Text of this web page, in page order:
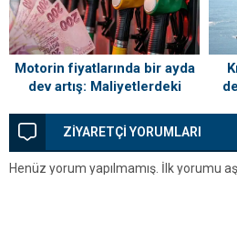
Motorin fiyatlarında bir ayda
dev artış: Maliyetlerdeki
ZİYARETÇİ YORUMLARI
Henüz yorum yapılmamış. İlk yorumu